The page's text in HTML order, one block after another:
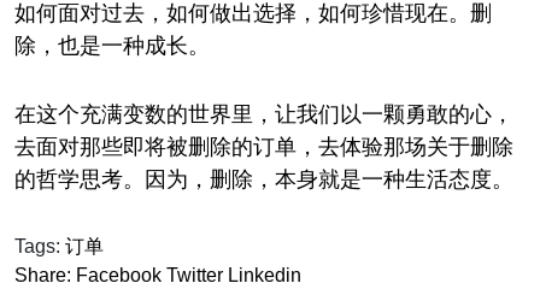
如何面对过去，如何做出选择，如何珍惜现在。删
除，也是一种成长。
在这个充满变数的世界里，让我们以一颗勇敢的心，
去面对那些即将被删除的订单，去体验那场关于删除
的哲学思考。因为，删除，本身就是一种生活态度。
Tags: 订单
Share: Facebook Twitter Linkedin